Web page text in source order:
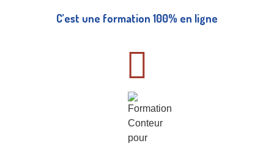
C’est une formation 100% en ligne